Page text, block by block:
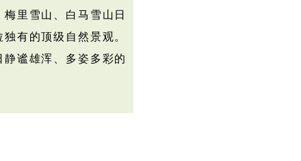
里雪山、白马雪山日
有的顶级自然景观。
谧雄浑、多姿多彩的